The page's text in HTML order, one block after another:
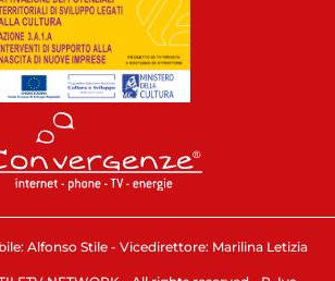
Alfonso Stile - Vicedirettore: Marilina Letizia